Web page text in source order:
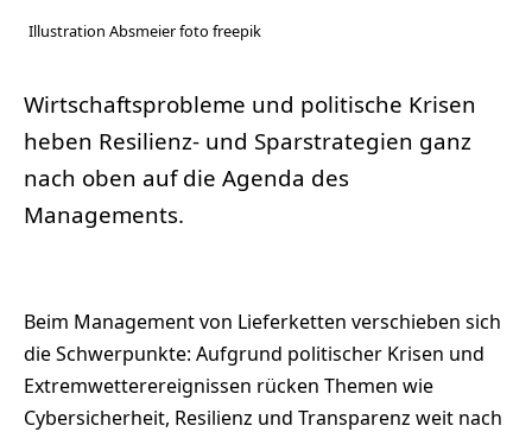
Illustration Absmeier foto freepik
Wirtschaftsprobleme und politische Krisen
heben Resilienz- und Sparstrategien ganz
nach oben auf die Agenda des
Managements.
Beim Management von Lieferketten verschieben sich
die Schwerpunkte: Aufgrund politischer Krisen und
Extremwetterereignissen rücken Themen wie
Cybersicherheit, Resilienz und Transparenz weit nach